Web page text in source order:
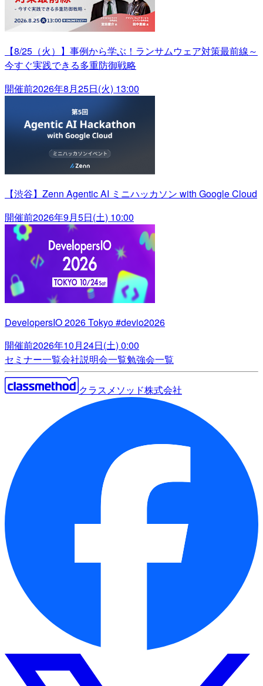
【8/25（火）】事例から学ぶ！ランサムウェア対策最前線～
今すぐ実践できる多重防御戦略
開催前2026年8月25日(火) 13:00
【渋谷】Zenn Agentic AI ミニハッカソン with Google Cloud
開催前2026年9月5日(土) 10:00
DevelopersIO 2026 Tokyo #devio2026
開催前2026年10月24日(土) 0:00
セミナー一覧会社説明会一覧勉強会一覧
クラスメソッド株式会社